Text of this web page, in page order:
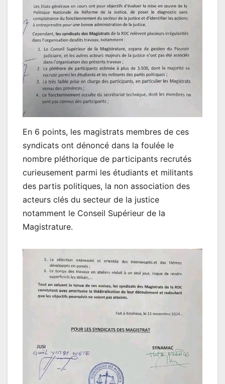
En 6 points, les magistrats membres de ces
syndicats ont dénoncé dans la foulée le
nombre pléthorique de participants recrutés
curieusement parmi les étudiants et militants
des partis politiques, la non association des
acteurs clés du secteur de la justice
notamment le Conseil Supérieur de la
Magistrature.